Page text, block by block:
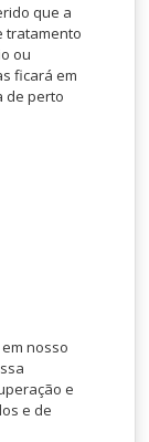
que a
tratamento
ou
ficará em
de perto
nosso
e
e de